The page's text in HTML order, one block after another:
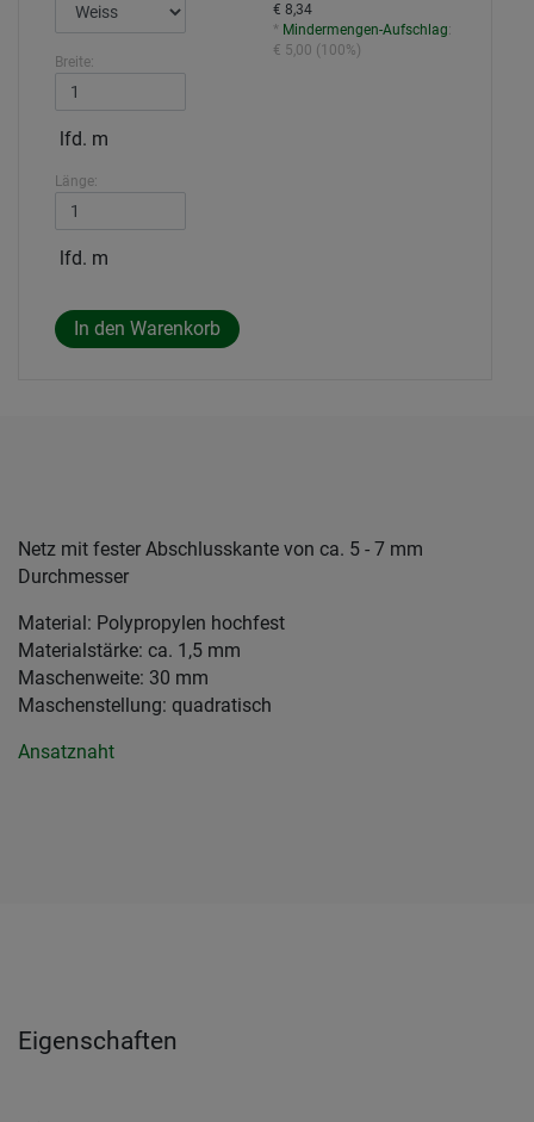
Breite:
lfd. m
Länge:
lfd. m
€ 8,34
* Mindermengen-Aufschlag:
€ 5,00 (100%)
Netz mit fester Abschlusskante von ca. 5 - 7 mm
Durchmesser
Material: Polypropylen hochfest
Materialstärke: ca. 1,5 mm
Maschenweite: 30 mm
Maschenstellung: quadratisch
Ansatznaht
Eigenschaften